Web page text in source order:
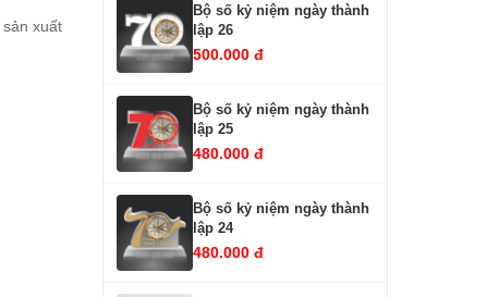
sản xuất
Bộ số kỷ niệm ngày thành
lập 26
500.000 đ
Bộ số kỷ niệm ngày thành
lập 25
480.000 đ
Bộ số kỷ niệm ngày thành
lập 24
480.000 đ